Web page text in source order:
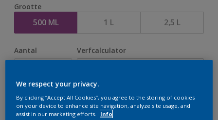
Grootte
500 ML 1 L 2,5 L
Aantal Verfcalculator
Op dit moment is het niet mogelijk dit product online
te bestellen. Houd de website in de gaten, we werken
We respect your privacy.
By clicking “Accept All Cookies”, you agree to the storing of cookies
on your device to enhance site navigation, analyze site usage, and
assist in our marketing efforts.
Info